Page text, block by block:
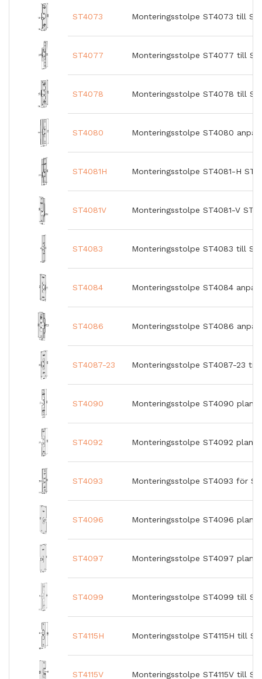
ST4073 Monteringsstolpe ST4073 till
ST4077 Monteringsstolpe ST4077 till
ST4078 Monteringsstolpe ST4078 till
ST4080 Monteringsstolpe ST4080
ST4081H Monteringsstolpe ST4081-H
ST4081V Monteringsstolpe ST4081-V
ST4083 Monteringsstolpe ST4083 till
ST4084 Monteringsstolpe ST4084
ST4086 Monteringsstolpe ST4086
ST4087-23 Monteringsstolpe ST4087-23
ST4090 Monteringsstolpe ST4090 plan
ST4092 Monteringsstolpe ST4092 plan
ST4093 Monteringsstolpe ST4093 för
ST4096 Monteringsstolpe ST4096 plan
ST4097 Monteringsstolpe ST4097 plan
ST4099 Monteringsstolpe ST4099 till
ST4115H Monteringsstolpe ST4115H till
ST4115V Monteringsstolpe ST4115V till